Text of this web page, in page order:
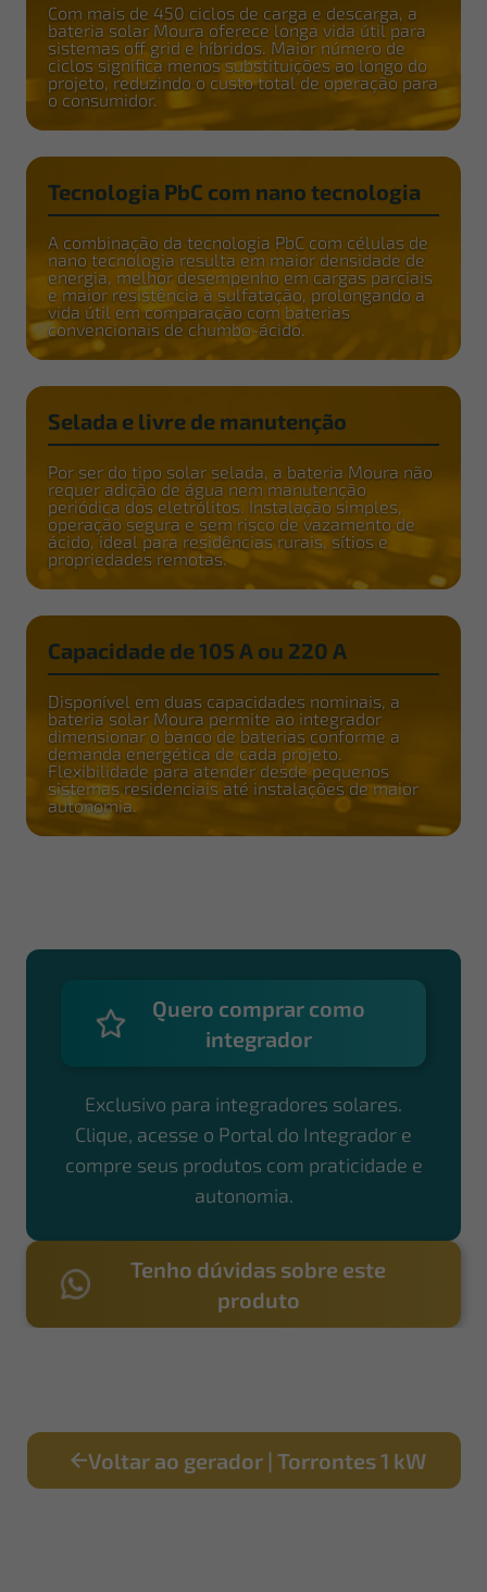
Com mais de 450 ciclos de carga e descarga, a
bateria solar Moura oferece longa vida útil para
sistemas off grid e híbridos. Maior número de
ciclos significa menos substituições ao longo do
projeto, reduzindo o custo total de operação para
o consumidor.
Tecnologia PbC com nano tecnologia
A combinação da tecnologia PbC com células de
nano tecnologia resulta em maior densidade de
energia, melhor desempenho em cargas parciais
e maior resistência à sulfatação, prolongando a
vida útil em comparação com baterias
convencionais de chumbo-ácido.
Selada e livre de manutenção
Por ser do tipo solar selada, a bateria Moura não
requer adição de água nem manutenção
periódica dos eletrólitos. Instalação simples,
operação segura e sem risco de vazamento de
ácido, ideal para residências rurais, sítios e
propriedades remotas.
Capacidade de 105 A ou 220 A
Disponível em duas capacidades nominais, a
bateria solar Moura permite ao integrador
dimensionar o banco de baterias conforme a
demanda energética de cada projeto.
Flexibilidade para atender desde pequenos
sistemas residenciais até instalações de maior
autonomia.
Quero comprar como
integrador
Exclusivo para integradores solares.
Clique, acesse o Portal do Integrador e
compre seus produtos com praticidade e
autonomia.
Tenho dúvidas sobre este
produto
Voltar ao gerador | Torrontes 1 kW